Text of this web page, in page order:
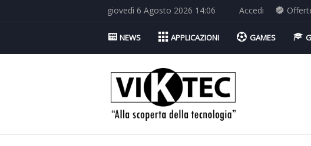
giovedì 6 Agosto 2026 14:06 Accedi
NEWS APPLICAZIONI GAMES
Viktec.net